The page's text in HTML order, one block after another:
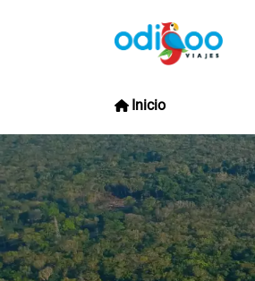
Inicio